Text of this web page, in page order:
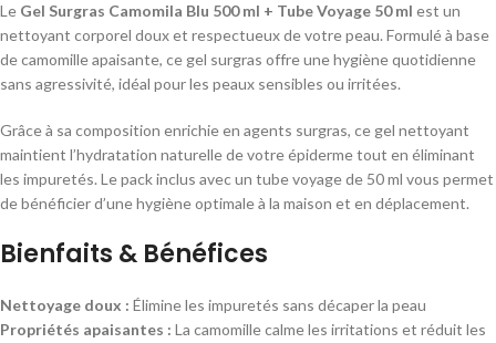
Le Gel Surgras Camomila Blu 500 ml + Tube Voyage 50 ml est un
nettoyant corporel doux et respectueux de votre peau. Formulé à base
de camomille apaisante, ce gel surgras offre une hygiène quotidienne
sans agressivité, idéal pour les peaux sensibles ou irritées.
Grâce à sa composition enrichie en agents surgras, ce gel nettoyant
maintient l’hydratation naturelle de votre épiderme tout en éliminant
les impuretés. Le pack inclus avec un tube voyage de 50 ml vous permet
de bénéficier d’une hygiène optimale à la maison et en déplacement.
Bienfaits & Bénéfices
Nettoyage doux : Élimine les impuretés sans décaper la peau
Propriétés apaisantes : La camomille calme les irritations et réduit les